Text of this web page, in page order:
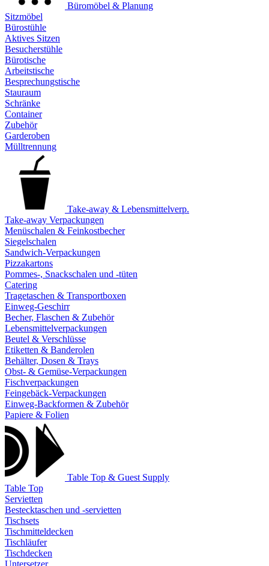
Büromöbel & Planung
Sitzmöbel
Bürostühle
Aktives Sitzen
Besucherstühle
Bürotische
Arbeitstische
Besprechungstische
Stauraum
Schränke
Container
Zubehör
Garderoben
Mülltrennung
Take-away & Lebensmittelverp.
Take-away Verpackungen
Menüschalen & Feinkostbecher
Siegelschalen
Sandwich-Verpackungen
Pizzakartons
Pommes-, Snackschalen und -tüten
Catering
Tragetaschen & Transportboxen
Einweg-Geschirr
Becher, Flaschen & Zubehör
Lebensmittelverpackungen
Beutel & Verschlüsse
Etiketten & Banderolen
Behälter, Dosen & Trays
Obst- & Gemüse-Verpackungen
Fischverpackungen
Feingebäck-Verpackungen
Einweg-Backformen & Zubehör
Papiere & Folien
Table Top & Guest Supply
Table Top
Servietten
Bestecktaschen und -servietten
Tischsets
Tischmitteldecken
Tischläufer
Tischdecken